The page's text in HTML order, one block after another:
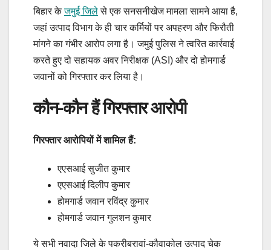
बिहार केजमुई जिलेसे एक सनसनीखेज मामला सामने आया है,
जहां उत्पाद विभाग के ही चार कर्मियों पर अपहरण और फिरौती
मांगने का गंभीर आरोप लगा है। जमुई पुलिस ने त्वरित कार्रवाई
करते हुए दो सहायक अवर निरीक्षक (ASI) और दो होमगार्ड
जवानों को गिरफ्तार कर लिया है।
कौन-कौन हैं गिरफ्तार आरोपी
गिरफ्तार आरोपियों में शामिल हैं:
एएसआई सुजीत कुमार
एएसआई दिलीप कुमार
होमगार्ड जवान रविंद्र कुमार
होमगार्ड जवान गुलशन कुमार
ये सभी नवादा जिले के पकरीबरावां-कौवाकोल उत्पाद चेक